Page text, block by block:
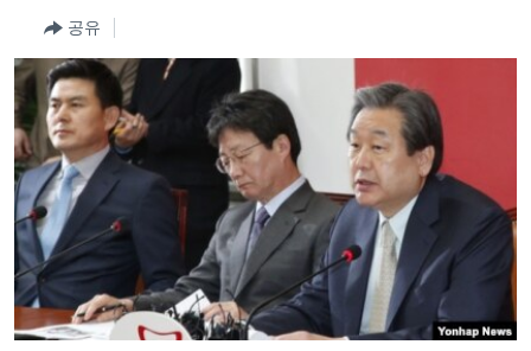
츠
로
이
동
메
인
비
게
이
주파수 안내
언어 선택
공유